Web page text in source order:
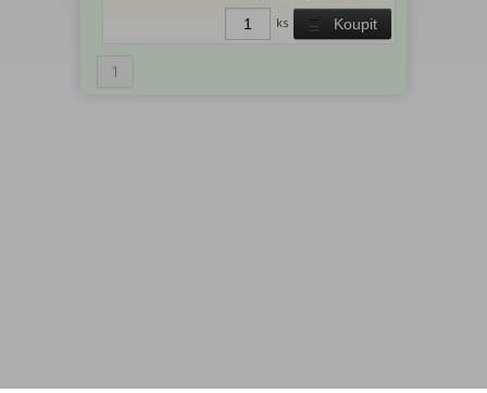
Koupit
ks
1